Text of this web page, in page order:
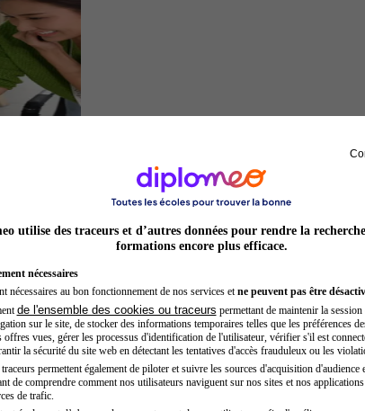
Entrepreneur
utilise des traceurs et d’autres données pour rendre la recherche
formations encore plus efficace.
nécessaires
nécessaires au bon fonctionnement de nos services et ne peuvent pas être
de l'ensemble des cookies ou traceurs permettant de maintenir la
sur le site, de stocker des informations temporaires telles que les préférences
offres vues, gérer les processus d'identification de l'utilisateur, vérifier s'il est
la sécurité du site web en détectant les tentatives d'accès frauduleux ou les
permettent également de piloter et suivre les sources d'acquisition
de comprendre comment nos utilisateurs naviguent sur nos sites et nos
de trafic.